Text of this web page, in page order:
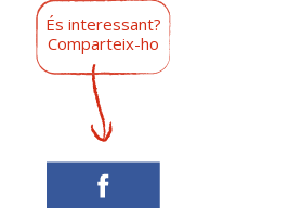
És interessant?
Comparteix-ho